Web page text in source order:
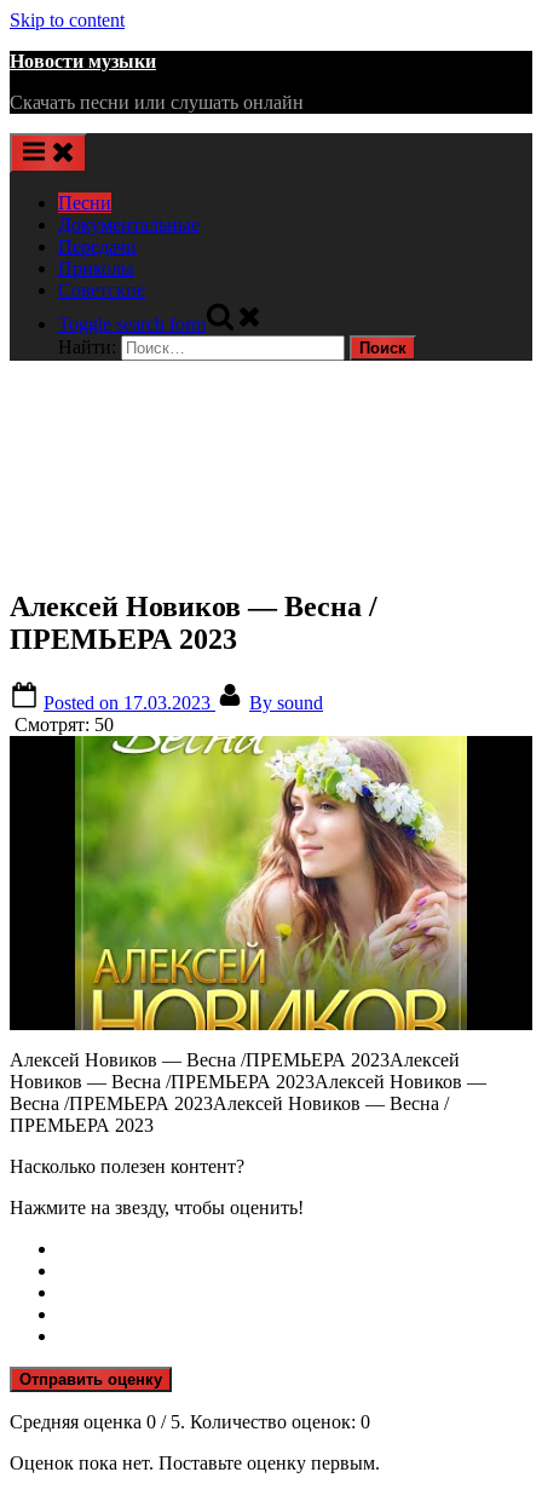
Skip to content
Новости музыки
Скачать песни или слушать онлайн
Песни
Документальные
Передачи
Приколы
Советские
Toggle search form
Найти:
Алексей Новиков — Весна /
ПРЕМЬЕРА 2023
Posted on 17.03.2023 By sound
Смотрят: 50
Алексей Новиков — Весна /ПРЕМЬЕРА 2023Алексей
Новиков — Весна /ПРЕМЬЕРА 2023Алексей Новиков —
Весна /ПРЕМЬЕРА 2023Алексей Новиков — Весна /
ПРЕМЬЕРА 2023
Насколько полезен контент?
Нажмите на звезду, чтобы оценить!
Отправить оценку
Средняя оценка 0 / 5. Количество оценок: 0
Оценок пока нет. Поставьте оценку первым.